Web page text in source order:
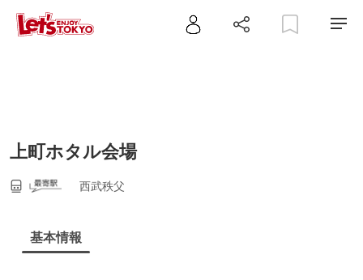
上町ホタル会場
西武秩父
基本情報